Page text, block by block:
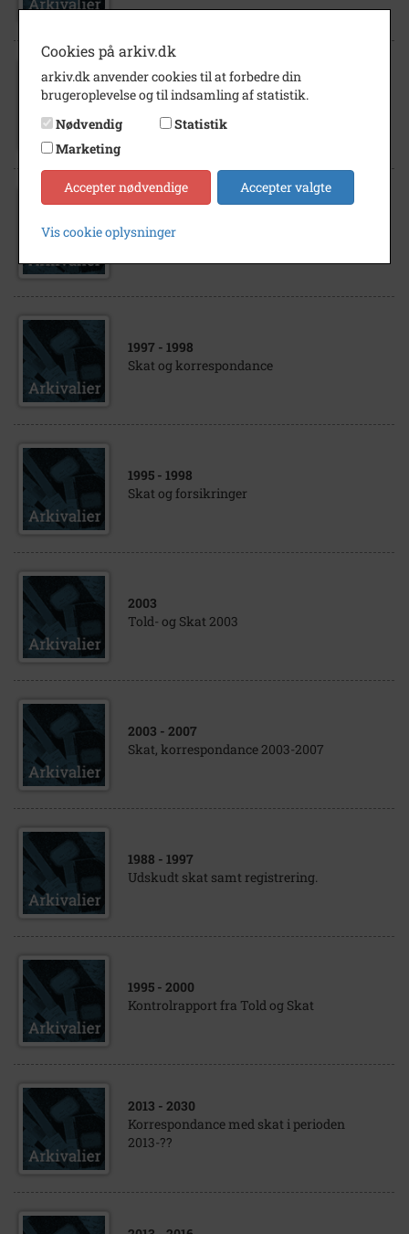
1997
Registreringsbevis fra skat.
1997 - 1998
Skat og korrespondance
1995 - 1998
Skat og forsikringer
2003
Told- og Skat 2003
2003 - 2007
Skat, korrespondance 2003-2007
1988 - 1997
Udskudt skat samt registrering.
1995 - 2000
Kontrolrapport fra Told og Skat
2013 - 2030
Korrespondance med skat i perioden
2013-??
Cookies på arkiv.dk
arkiv.dk anvender cookies til at forbedre din
brugeroplevelse og til indsamling af statistik.
Nødvendig
Statistik
Marketing
Accepter nødvendige Accepter valgte
Vis cookie oplysninger